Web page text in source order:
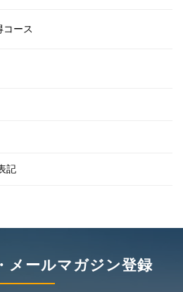
コース
記
メールマガジン登録